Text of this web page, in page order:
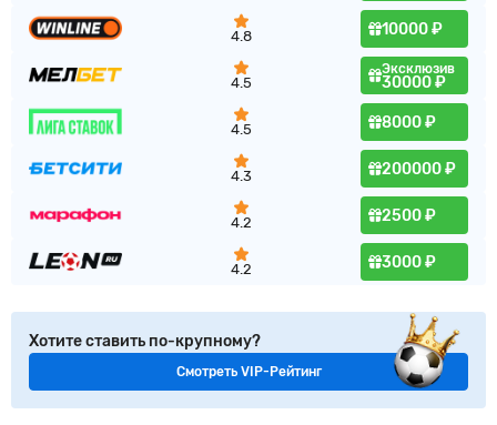
4.8 10000 ₽
4.5
Эксклюзив
30000 ₽
4.5 8000 ₽
4.3 200000 ₽
4.2 2500 ₽
4.2 3000 ₽
Хотите ставить по-крупному?
Смотреть VIP-Рейтинг